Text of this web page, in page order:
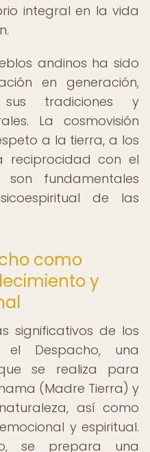
integral en la vida
andinos ha sido
en generación,
sus tradiciones y
La cosmovisión
a la tierra, a los
reciprocidad con el
fundamentales
de las
como
y
significativos de los
Despacho, una
se realiza para
(Madre Tierra) y
así como
y espiritual.
se prepara una